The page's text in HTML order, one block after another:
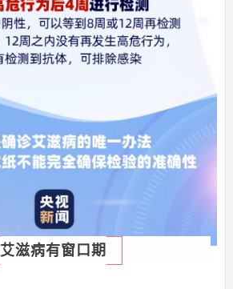
艾滋病有窗口期